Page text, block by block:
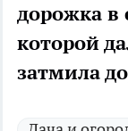
дорожка в
которой
затмила